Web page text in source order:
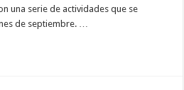
una serie de actividades que se
de septiembre. …